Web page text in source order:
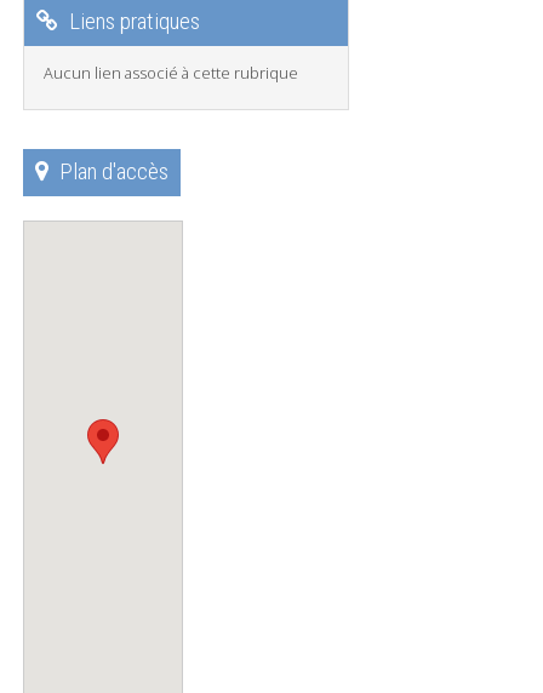
Liens pratiques
Aucun lien associé à cette rubrique
Plan d'accès